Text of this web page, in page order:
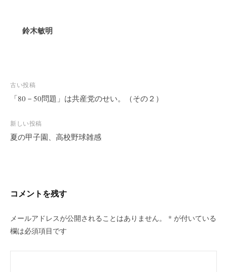
鈴木敏明
投
稿
ナ
ビ
ョ
古い投稿
「80－50問題」は共産党のせい。（その２）
新しい投稿
夏の甲子園、高校野球雑感
コメントを残す
メールアドレスが公開されることはありません。 * が付いている
欄は必須項目です